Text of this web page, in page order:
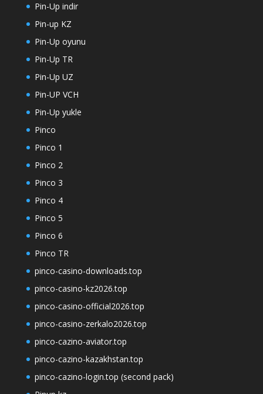
Pin-Up indir
Pin-up KZ
Pin-Up oyunu
Pin-Up TR
Pin-Up UZ
Pin-UP VCH
Pin-Up yukle
Pinco
Pinco 1
Pinco 2
Pinco 3
Pinco 4
Pinco 5
Pinco 6
Pinco TR
pinco-casino-downloads.top
pinco-casino-kz2026.top
pinco-casino-official2026.top
pinco-casino-zerkalo2026.top
pinco-cazino-aviator.top
pinco-cazino-kazakhstan.top
pinco-cazino-login.top (second pack)